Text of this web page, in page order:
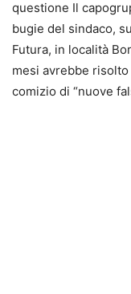
questione Il
bugie del sindaco,
Futura, in località
mesi avrebbe
comizio di “nuove